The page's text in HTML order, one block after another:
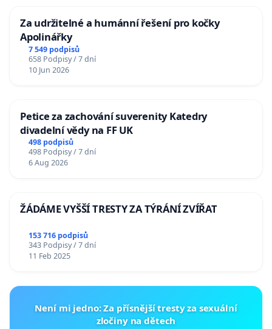
Za udržitelné a humánní řešení pro kočky
Apolinářky
7 549 podpisů
658 Podpisy / 7 dní
10 Jun 2026
Petice za zachování suverenity Katedry
divadelní vědy na FF UK
498 podpisů
498 Podpisy / 7 dní
6 Aug 2026
ŽÁDÁME VYŠŠÍ TRESTY ZA TÝRÁNÍ ZVÍŘAT
153 716 podpisů
343 Podpisy / 7 dní
11 Feb 2025
Není mi jedno: Za přísnější tresty za sexuální
zločiny na dětech